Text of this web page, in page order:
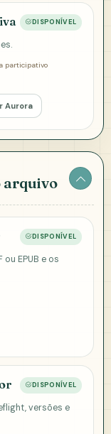
DISPONÍVEL
participativo
Aurora
arquivo
DISPONÍVEL
EPUB e os
DISPONÍVEL
versões e